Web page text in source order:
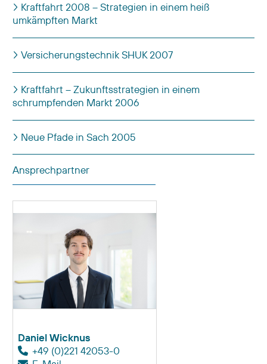
Kraftfahrt 2008 – Strategien in einem heiß
umkämpften Markt
Versicherungstechnik SHUK 2007
Kraftfahrt – Zukunftsstrategien in einem
schrumpfenden Markt 2006
Neue Pfade in Sach 2005
Ansprechpartner
Daniel Wicknus
+49 (0)221 42053-0